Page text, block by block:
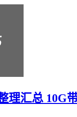
理汇总 10G